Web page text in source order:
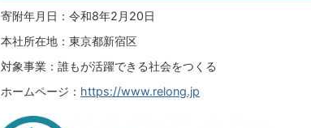
寄附年月日：令和8年2月20日
本社所在地：東京都新宿区
対象事業：誰もが活躍できる社会をつくる
ホームページ： https://www.relong.jp